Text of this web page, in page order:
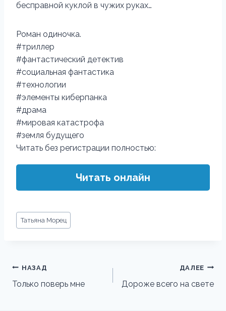
бесправной куклой в чужих руках…
Роман одиночка.
#триллер
#фантастический детектив
#социальная фантастика
#технологии
#элементы киберпанка
#драма
#мировая катастрофа
#земля будущего
Читать без регистрации полностью:
Читать онлайн
Метки
записи:
Татьяна Морец
Навигация
по
НАЗАД
Только поверь мне
ДАЛЕЕ
Дороже всего на свете